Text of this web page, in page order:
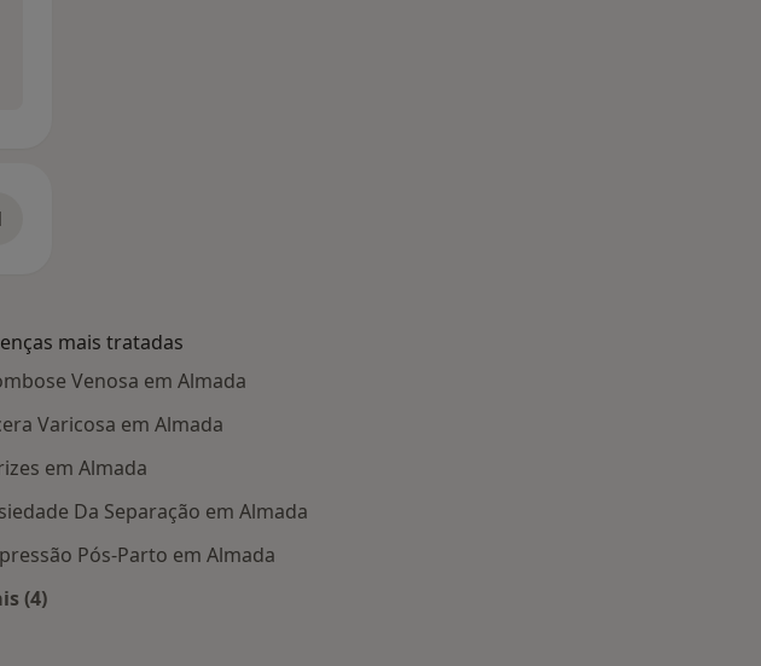
mais tratadas
Venosa em Almada
Varicosa em Almada
em Almada
Da Separação em Almada
Pós-Parto em Almada
(4)